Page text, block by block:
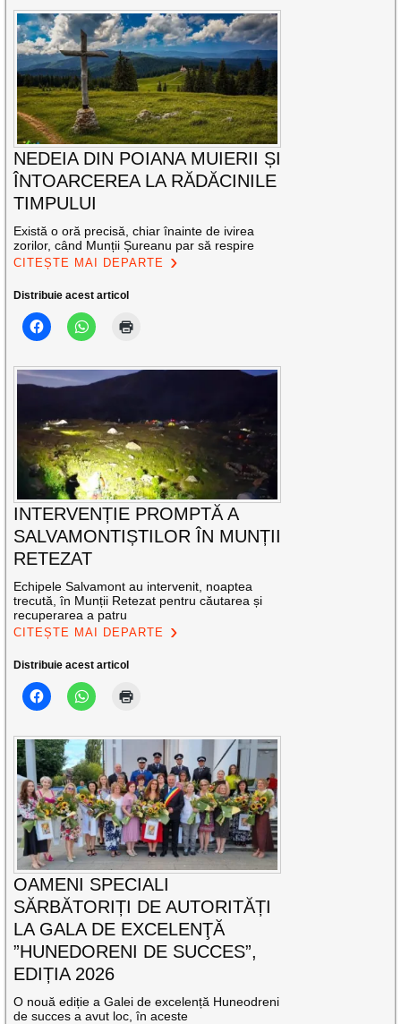
NEDEIA DIN POIANA MUIERII ȘI
ÎNTOARCEREA LA RĂDĂCINILE
TIMPULUI
Există o oră precisă, chiar înainte de ivirea
zorilor, când Munții Șureanu par să respire
CITEȘTE MAI DEPARTE
Distribuie acest articol
INTERVENȚIE PROMPTĂ A
SALVAMONTIȘTILOR ÎN MUNȚII
RETEZAT
Echipele Salvamont au intervenit, noaptea
trecută, în Munții Retezat pentru căutarea și
recuperarea a patru
CITEȘTE MAI DEPARTE
Distribuie acest articol
OAMENI SPECIALI
SĂRBĂTORIȚI DE AUTORITĂȚI
LA GALA DE EXCELENŢĂ
”HUNEDORENI DE SUCCES”,
EDIȚIA 2026
O nouă ediție a Galei de excelență Huneodreni
de succes a avut loc, în aceste